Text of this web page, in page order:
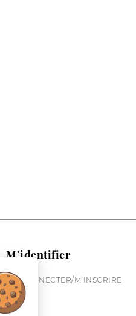
M’identifier
ME CONNECTER/M’INSCRIRE